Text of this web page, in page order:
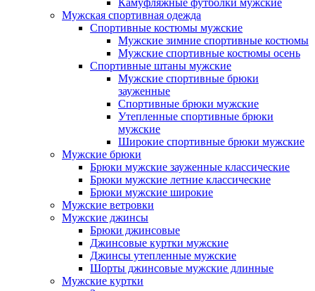
Камуфляжные футболки мужские
Мужская спортивная одежда
Спортивные костюмы мужские
Мужские зимние спортивные костюмы
Мужские спортивные костюмы осень
Спортивные штаны мужские
Мужские спортивные брюки
зауженные
Спортивные брюки мужские
Утепленные спортивные брюки
мужские
Широкие спортивные брюки мужские
Мужские брюки
Брюки мужские зауженные классические
Брюки мужские летние классические
Брюки мужские широкие
Мужские ветровки
Мужские джинсы
Брюки джинсовые
Джинсовые куртки мужские
Джинсы утепленные мужские
Шорты джинсовые мужские длинные
Мужские куртки